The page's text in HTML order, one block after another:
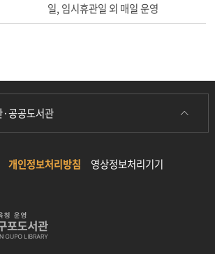
일, 임시휴관일 외 매일 운영
공공도서관
개인정보처리방침
영상정보처리기기